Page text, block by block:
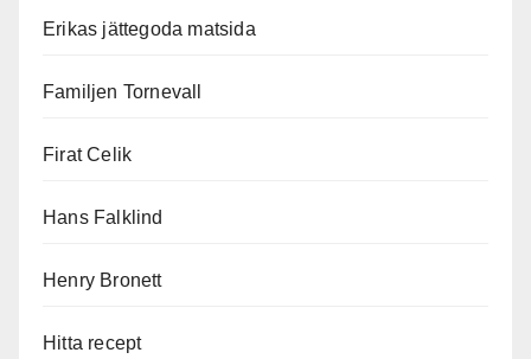
Erikas jättegoda matsida
Familjen Tornevall
Firat Celik
Hans Falklind
Henry Bronett
Hitta recept